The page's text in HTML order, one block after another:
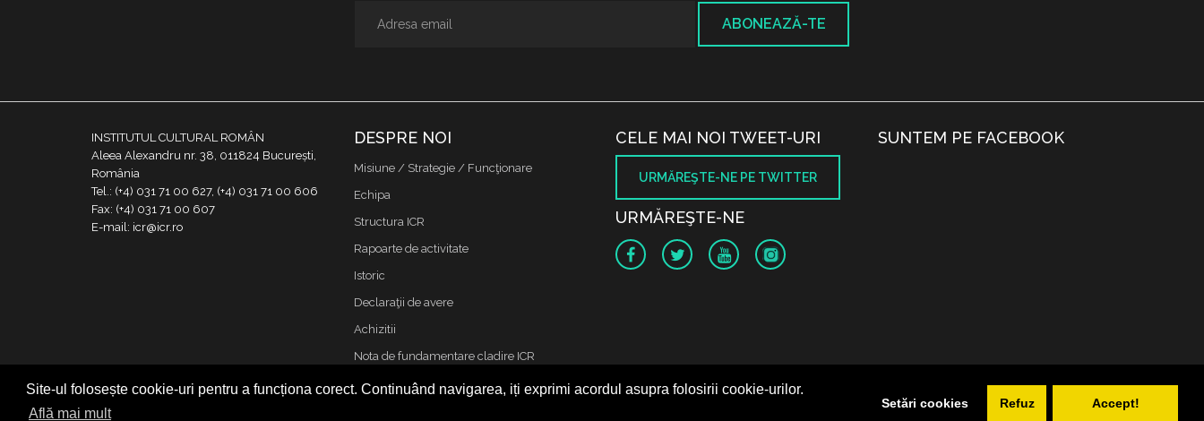
Site-ul folosește cookie-uri pentru a funcționa corect. Continuând navigarea, iți exprimi acordul asupra folosirii cookie-urilor.
Află mai mult
Setări cookies Refuz Accept!
ABONEAZĂ-TE
INSTITUTUL CULTURAL ROMÂN
Aleea Alexandru nr. 38, 011824 București,
România
Tel.: (+4) 031 71 00 627, (+4) 031 71 00 606
Fax: (+4) 031 71 00 607
E-mail: icr@icr.ro
DESPRE NOI
Misiune / Strategie / Funcţionare
Echipa
Structura ICR
Rapoarte de activitate
Istoric
Declaraţii de avere
Achizitii
Nota de fundamentare cladire ICR
Contact
CELE MAI NOI TWEET-URI
URMĂREŞTE-NE PE TWITTER
URMĂREŞTE-NE
SUNTEM PE FACEBOOK